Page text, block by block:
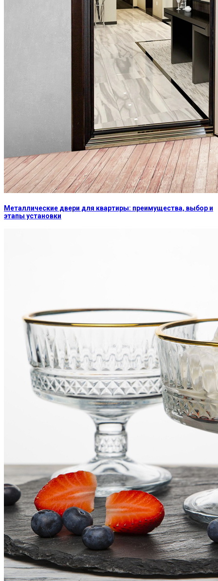
Металлические двери для квартиры: преимущества, выбор и
этапы установки